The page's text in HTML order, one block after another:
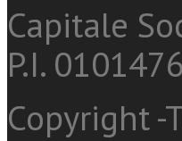
Capitale
P.I.
Copyright